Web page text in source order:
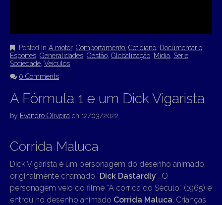
Posted in A motor, Comportamento Cotidiano Documentário
Esportes Generalidades Gestão Globalização Mídia Série
Sociedade Veículos
0 Comments
A Fórmula 1 e um Dick Vigarista
by Evandro Oliveira on 12/03/2022
Corrida Maluca
Dick Vigarista é um personagem do desenho animado,
originalmente chamado “Dick Dastardly“. O
personagem veio do filme “A corrida do Século” (1965) e
entrou no desenho animado Corrida Maluca . Crianças